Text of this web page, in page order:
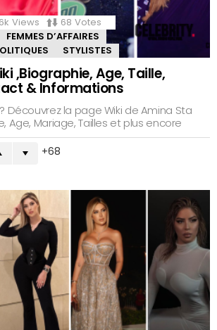
Views 68 Votes
FEMMES D’AFFAIRES
STYLISTES
,Biographie, Age, Taille,
& Informations
Découvrez la page Wiki de Amina Sta
Age, Mariage, Tailles et plus encore
68